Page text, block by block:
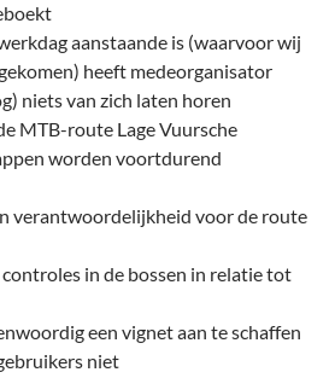
aanstaande is (waarvoor wij
heeft medeorganisator
niets van zich laten horen
MTB-route Lage Vuursche
worden voortdurend
verantwoordelijkheid voor de route
in de bossen in relatie tot
een vignet aan te schaffen
niet